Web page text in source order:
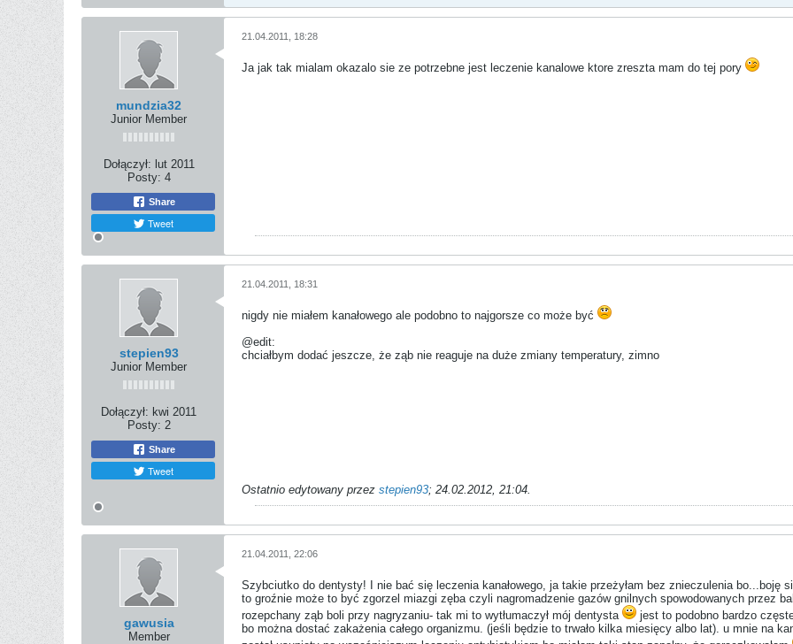
mundzia32
Junior Member
Dołączył: lut 2011
Posty: 4
Share
Tweet
21.04.2011, 18:28
Ja jak tak mialam okazalo sie ze potrzebne jest leczenie kanalowe ktore zreszta mam do tej pory
stepien93
Junior Member
Dołączył: kwi 2011
Posty: 2
Share
Tweet
21.04.2011, 18:31
nigdy nie miałem kanałowego ale podobno to najgorsze co może być
@edit:
chciałbym dodać jeszcze, że ząb nie reaguje na duże zmiany temperatury, zimno
Ostatnio edytowany przez stepien93; 24.02.2012, 21:04.
gawusia
Member
21.04.2011, 22:06
Szybciutko do dentysty! I nie bać się leczenia kanałowego, ja takie przeżyłam bez znieczulenia bo...boję
to groźnie może to być zgorzel miazgi zęba czyli nagromadzenie gazów gnilnych spowodowanych przez
rozepchany ząb boli przy nagryzaniu- tak mi to wytłumaczył mój dentysta
jest to podobno bardzo
bo można dostać zakażenia całego organizmu. (jeśli będzie to trwało kilka miesięcy albo lat). u mnie na